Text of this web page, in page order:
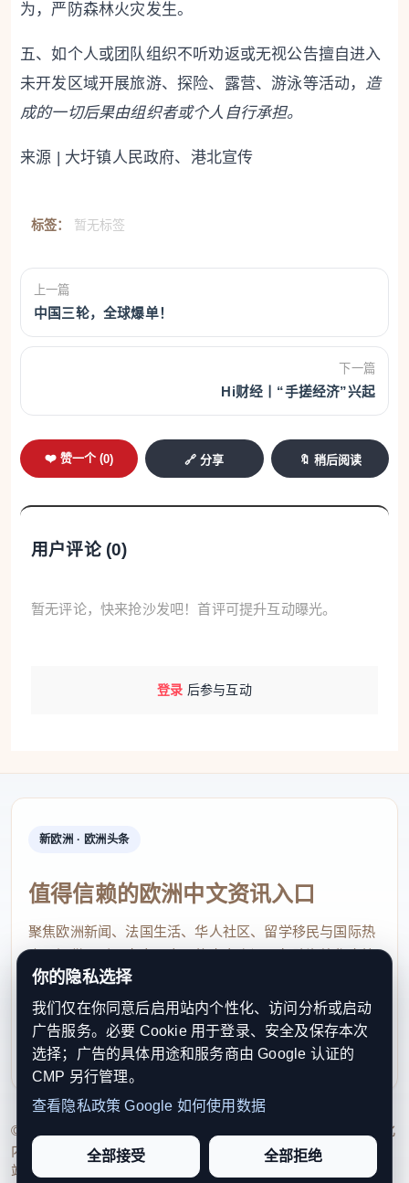
为，严防森林火灾发生。
五、如个人或团队组织不听劝返或无视公告擅自进入
未开发区域开展旅游、探险、露营、游泳等活动， 造
成的一切后果由组织者或个人自行承担。
来源 | 大圩镇人民政府、港北宣传
标签： 暂无标签
上一篇
中国三轮，全球爆单！
下一篇
Hi财经丨“手搓经济”兴起
❤️ 赞一个 (0) 🔗 分享 🔖 稍后阅读
用户评论 (0)
暂无评论，快来抢沙发吧！首评可提升互动曝光。
登录 后参与互动
新欧洲 · 欧洲头条
值得信赖的欧洲中文资讯入口
聚焦欧洲新闻、法国生活、华人社区、留学移民与国际热
点，提供及时、真实、实用的中文资讯，帮助海外华人快
速了解欧洲动态。
contact@xinouzhou.com
服务支持、版权与合作：工作日优先处理站务、投稿与权
利通知
© 2026 新欧洲·欧洲头条. All Rights Reserved. 本网站持续优化
内容透明度、联系方式与用户权利说明，以提升品牌信任感和
站点完整度。
你的隐私选择
我们仅在你同意后启用站内个性化、访问分析或启动
广告服务。必要 Cookie 用于登录、安全及保存本次
选择；广告的具体用途和服务商由 Google 认证的
CMP 另行管理。
查看隐私政策 Google 如何使用数据
全部接受 全部拒绝